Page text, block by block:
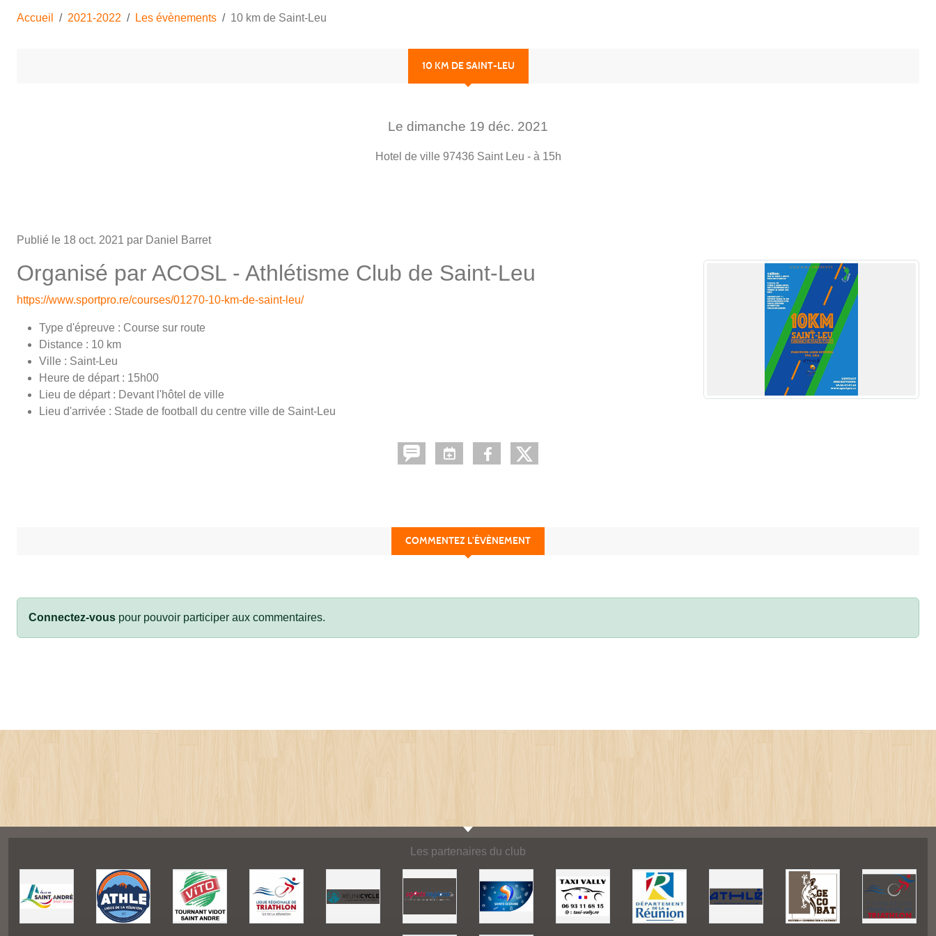
Accueil 2021-2022 Les évènements 10 km de Saint-Leu
10 KM DE SAINT-LEU
Le dimanche 19 déc. 2021
Hotel de ville 97436 Saint Leu - à 15h
Publié le 18 oct. 2021 par Daniel Barret
Organisé par ACOSL - Athlétisme Club de Saint-Leu
https://www.sportpro.re/courses/01270-10-km-de-saint-leu/
Type d'épreuve : Course sur route
Distance : 10 km
Ville : Saint-Leu
Heure de départ : 15h00
Lieu de départ : Devant l'hôtel de ville
Lieu d'arrivée : Stade de football du centre ville de Saint-Leu
COMMENTEZ L’ÉVÈNEMENT
Connectez-vous pour pouvoir participer aux commentaires.
Les partenaires du club